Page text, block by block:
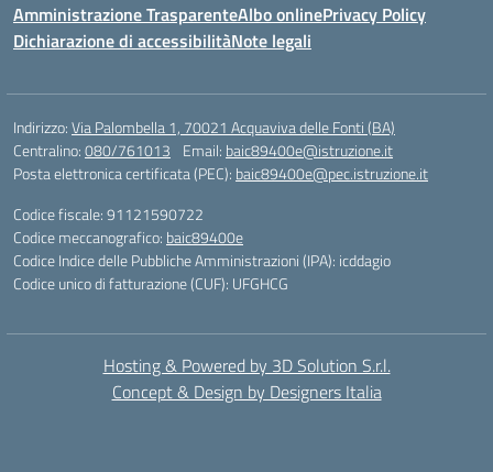
Amministrazione TrasparenteAlbo onlinePrivacy Policy
Dichiarazione di accessibilitàNote legali
Indirizzo:Via Palombella 1, 70021 Acquaviva delle Fonti (BA)
Centralino:080/761013 Email: baic89400e@istruzione.it
Posta elettronica certificata (PEC): baic89400e@pec.istruzione.it
Codice fiscale: 91121590722
Codice meccanografico: baic89400e
Codice Indice delle Pubbliche Amministrazioni (IPA): icddagio
Codice unico di fatturazione (CUF): UFGHCG
Hosting & Powered by 3D Solution S.r.l.
Concept & Design by Designers Italia